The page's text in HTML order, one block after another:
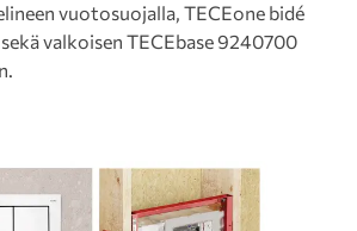
vuotosuojalla, TECEone bidé
valkoisen TECEbase 9240700